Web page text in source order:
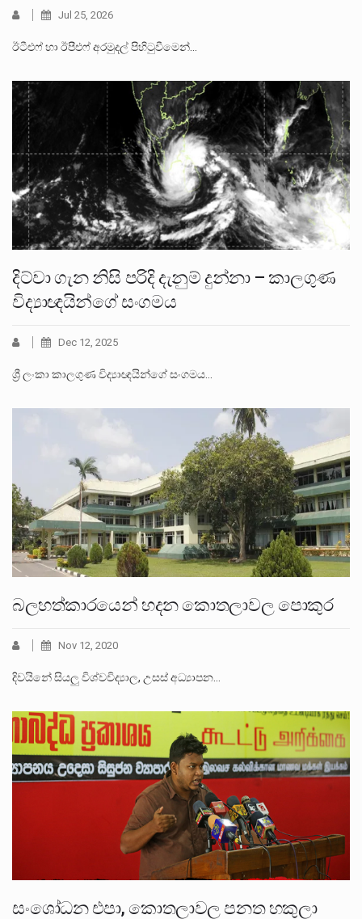
Jul 25, 2026
ඊටීඑෆ් හා ඊපීඑෆ් අරමුදල් පිහිටුවීමෙන්…
දිට්වා ගැන නිසි පරිදි දැනුම් දුන්නා – කාලගුණ
විද්‍යාඥයින්ගේ සංගමය
Dec 12, 2025
ශ්‍රී ලංකා කාලගුණ විද්‍යාඥයින්ගේ සංගමය…
බලහත්කාරයෙන් හදන කොතලාවල පොකුර
Nov 12, 2020
දිවයිනේ සියලු විශ්වවිද්‍යාල, උසස් අධ්‍යාපන…
සංශෝධන එපා, කොතලාවල පනත හකුලා